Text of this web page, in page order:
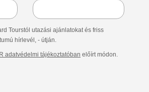
Tourstól utazási ajánlatokat és friss
hírlevél, - útján.
adatvédelmi tájékoztatóban előírt módon.